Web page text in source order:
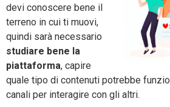
devi conoscere bene il
terreno in cui ti muovi,
quindi sarà necessario
studiare bene la
piattaforma, capire
quale tipo di contenuti potrebbe
canali per interagire con gli altri.